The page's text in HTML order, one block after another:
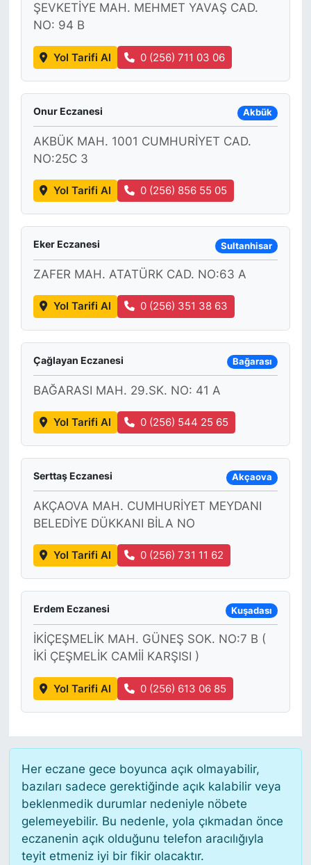
ŞEVKETİYE MAH. MEHMET YAVAŞ CAD.
NO: 94 B
Yol Tarifi Al 0 (256) 711 03 06
Onur Eczanesi Akbük
AKBÜK MAH. 1001 CUMHURİYET CAD.
NO:25C 3
Yol Tarifi Al 0 (256) 856 55 05
Eker Eczanesi Sultanhisar
ZAFER MAH. ATATÜRK CAD. NO:63 A
Yol Tarifi Al 0 (256) 351 38 63
Çağlayan Eczanesi Bağarası
BAĞARASI MAH. 29.SK. NO: 41 A
Yol Tarifi Al 0 (256) 544 25 65
Serttaş Eczanesi Akçaova
AKÇAOVA MAH. CUMHURİYET MEYDANI
BELEDİYE DÜKKANI BİLA NO
Yol Tarifi Al 0 (256) 731 11 62
Erdem Eczanesi Kuşadası
İKİÇEŞMELİK MAH. GÜNEŞ SOK. NO:7 B (
İKİ ÇEŞMELİK CAMİİ KARŞISI )
Yol Tarifi Al 0 (256) 613 06 85
Her eczane gece boyunca açık olmayabilir,
bazıları sadece gerektiğinde açık kalabilir veya
beklenmedik durumlar nedeniyle nöbete
gelemeyebilir. Bu nedenle, yola çıkmadan önce
eczanenin açık olduğunu telefon aracılığıyla
teyit etmeniz iyi bir fikir olacaktır.